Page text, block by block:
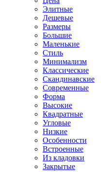
Элитные
Дешевые
Размеры
Большие
Маленькие
Стиль
Минимализм
Классические
Скандинавские
Современные
Форма
Высокие
Квадратные
Угловые
Низкие
Особенности
Встроенные
Из кладовки
Закрытые